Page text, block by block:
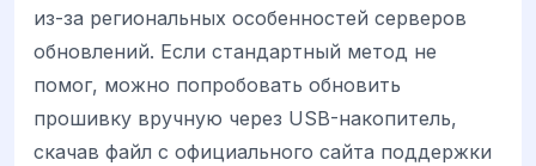
из-за региональных особенностей серверов
обновлений. Если стандартный метод не
помог, можно попробовать обновить
прошивку вручную через USB-накопитель,
скачав файл с официального сайта поддержки